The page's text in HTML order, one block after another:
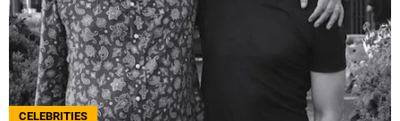
QUIENES SOMOS | STAFF | CONTACTO
CELEBRITIES